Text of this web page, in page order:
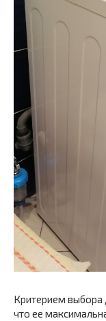
Критерием выбора
что ее